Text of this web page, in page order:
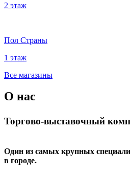
2 этаж
Пол Страны
1 этаж
Все магазины
О нас
Торгово-выставочный
Один из самых крупных
в городе.